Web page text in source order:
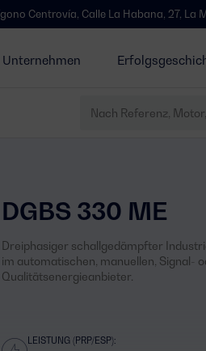
Unternehmen
Calle La Habana, 27, La Muela,
DGBS 330 ME
Dreiphasiger schallgedämpfter
im automatischen, manuellen, Signal-
Qualitätsenergieanbieter.
LEISTUNG (PRP/ESP):